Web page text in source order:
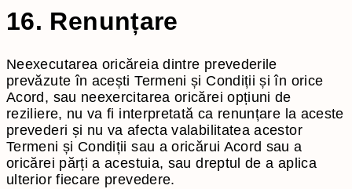
16. Renunțare
Neexecutarea oricăreia dintre prevederile
prevăzute în acești Termeni și Condiții și în orice
Acord, sau neexercitarea oricărei opțiuni de
reziliere, nu va fi interpretată ca renunțare la aceste
prevederi și nu va afecta valabilitatea acestor
Termeni și Condiții sau a oricărui Acord sau a
oricărei părți a acestuia, sau dreptul de a aplica
ulterior fiecare prevedere.